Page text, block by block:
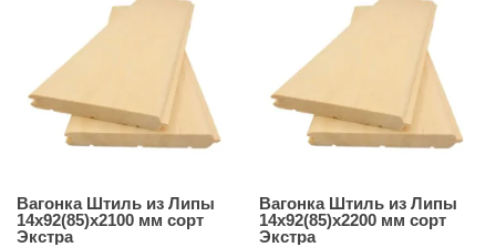
Вагонка Штиль из Липы
14х92(85)х2100 мм сорт
Экстра
Вагонка Штиль из Липы
14х92(85)х2200 мм сорт
Экстра